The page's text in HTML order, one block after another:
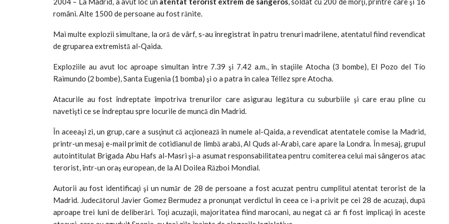
români. Alte 1500 de persoane au fost rănite.
Mai multe explozii simultane, la oră de vârf, s-au înregistrat în patru trenuri madrilene, atentatul fiind revendicat
de gruparea extremistă al-Qaida.
Exploziile au avut loc aproape simultan între 7.39 şi 7.42 a.m., în staţiile Atocha (3 bombe), El Pozo del Tío
Raimundo (2 bombe), Santa Eugenia (1 bomba) şi o a patra în calea Téllez spre Atocha.
Atacurile au fost îndreptate împotriva trenurilor care asigurau legătura cu suburbiile şi care erau pline cu
navetişti ce se îndreptau spre locurile de muncă din Madrid.
În aceeaşi zi, un grup, care a susţinut că acţionează în numele al-Qaida, a revendicat atentatele comise la Madrid,
printr-un mesaj e-mail primit de cotidianul de limbă arabă, Al Quds al-Arabi, care apare la Londra. În mesaj, grupul
autointitulat Brigada Abu Hafs al-Masri şi-a asumat responsabilitatea pentru comiterea celui mai sângeros atac
terorist, într-un oraş european, de la Al Doilea Război Mondial.
Autorii au fost identificaţi şi un număr de 28 de persoane a fost acuzat pentru cumplitul atentat terorist de la
Madrid. Judecătorul Javier Gomez Bermudez a pronunţat verdictul în ceea ce i-a privit pe cei 28 de acuzaţi, după
aproape trei luni de deliberări. Toţi acuzaţii, majoritatea fiind marocani, au negat că ar fi fost implicaţi în aceste